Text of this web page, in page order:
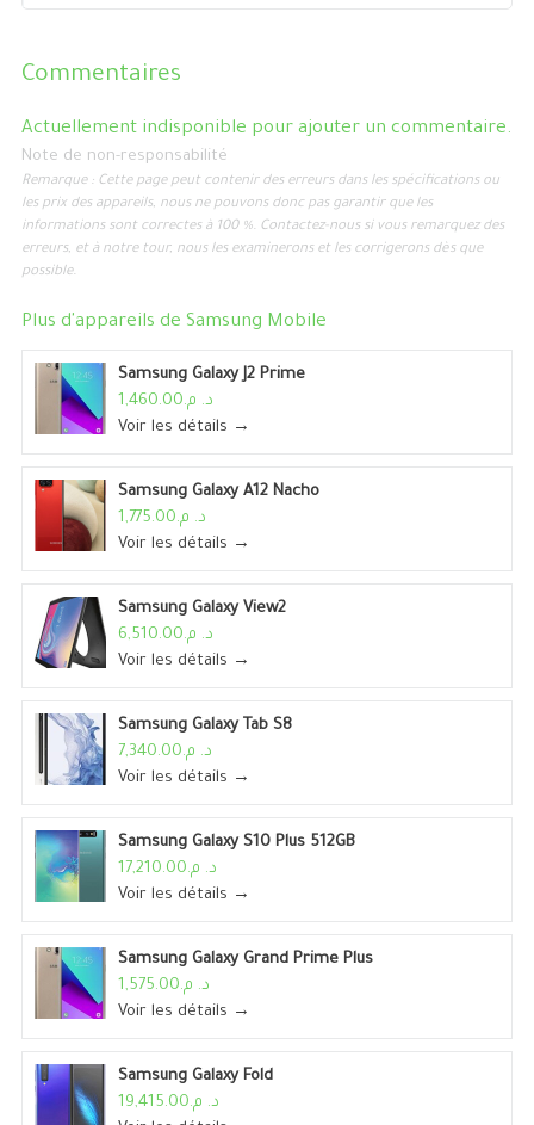
Commentaires
Actuellement indisponible pour ajouter un commentaire.
Note de non-responsabilité
Remarque : Cette page peut contenir des erreurs dans les spécifications ou
les prix des appareils, nous ne pouvons donc pas garantir que les
informations sont correctes à 100 %. Contactez-nous si vous remarquez des
erreurs, et à notre tour, nous les examinerons et les corrigerons dès que
possible.
Plus d'appareils de Samsung Mobile
Samsung Galaxy J2 Prime
د. م.1,460.00
Voir les détails →
Samsung Galaxy A12 Nacho
د. م.1,775.00
Voir les détails →
Samsung Galaxy View2
د. م.6,510.00
Voir les détails →
Samsung Galaxy Tab S8
د. م.7,340.00
Voir les détails →
Samsung Galaxy S10 Plus 512GB
د. م.17,210.00
Voir les détails →
Samsung Galaxy Grand Prime Plus
د. م.1,575.00
Voir les détails →
Samsung Galaxy Fold
د. م.19,415.00